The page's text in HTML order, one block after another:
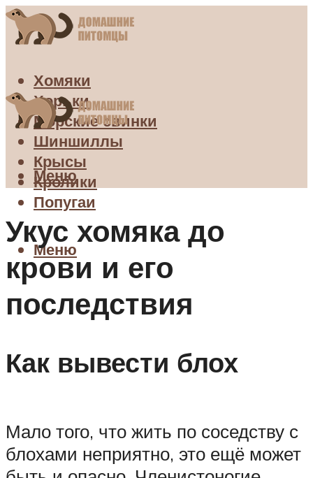
Хомяки
Хорьки
Морские свинки
Шиншиллы
Крысы
Кролики
Попугаи
Меню
Меню
Укус хомяка до
крови и его
последствия
Как вывести блох
Мало того, что жить по соседству с
блохами неприятно, это ещё может